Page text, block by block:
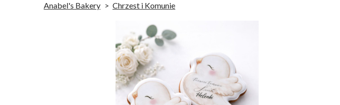
Anabel's Bakery Chrzest i Komunie